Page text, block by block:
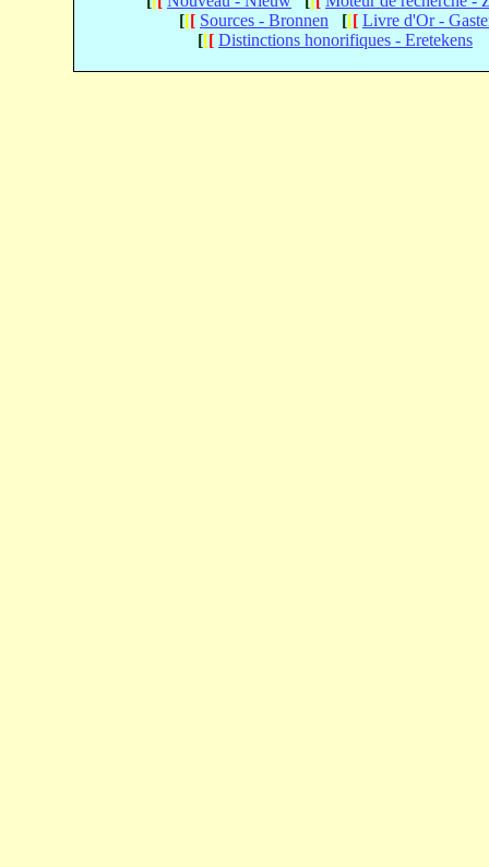
[[[ Sources - Bronnen [[[ Livre d'Or -
[[[ Distinctions honorifiques - Eretekens